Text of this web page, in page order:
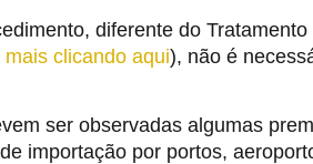
diferente do
mais clicando aqui), não é
ser observadas algumas
importação por portos,